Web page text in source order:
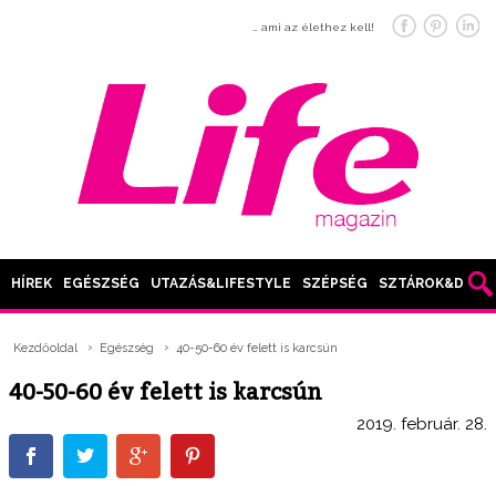
… ami az élethez kell!
HÍREK EGÉSZSÉG UTAZÁS&LIFESTYLE SZÉPSÉG SZTÁROK&DIVAT
Kezdőoldal Egészség 40-50-60 év felett is karcsún
40-50-60 év felett is karcsún
2019. február. 28.